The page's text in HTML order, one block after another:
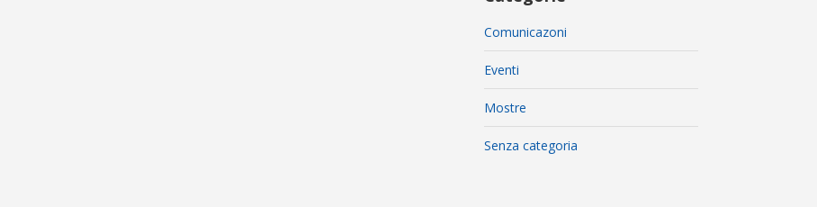
Comunicazoni
Eventi
Mostre
Senza categoria